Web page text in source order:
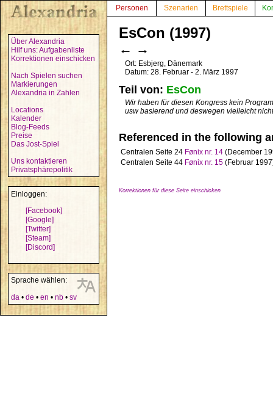
Über Alexandria
Hilf uns: Aufgabenliste
Korrektionen einschicken
Nach Spielen suchen
Markierungen
Alexandria in Zahlen
Locations
Kalender
Blog-Feeds
Preise
Das Jost-Spiel
Uns kontaktieren
Privatsphärepolitik
Einloggen:
[Facebook]
[Google]
[Twitter]
[Steam]
[Discord]
Sprache wählen:
da • de • en • nb • sv
Personen Szenarien Brettspiele
EsCon (1997)
← →
Ort: Esbjerg, Dänemark
Datum: 28. Februar - 2. März 1997
Teil von: EsCon
Wir haben für diesen Kongress kein
usw basierend und deswegen vielleicht
Referenced in the following
Centralen Seite 24 Fønix nr. 14 (December
Centralen Seite 44 Fønix nr. 15 (Februar
Korrektionen für diese Seite einschicken